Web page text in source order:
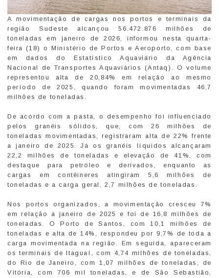
A movimentação de cargas nos portos e terminais da
região Sudeste alcançou 56.472.876 milhões de
toneladas em janeiro de 2026, informou nesta quarta-
feira (18) o Ministério de Portos e Aeroporto, com base
em dados do Estatístico Aquaviário da Agência
Nacional de Transportes Aquaviários (Antaq). O volume
representou alta de 20,84% em relação ao mesmo
período de 2025, quando foram movimentadas 46,7
milhões de toneladas.
De acordo com a pasta, o desempenho foi influenciado
pelos granéis sólidos, que, com 26 milhões de
toneladas movimentadas, registraram alta de 22% frente
a janeiro de 2025. Já os granéis líquidos alcançaram
22,2 milhões de toneladas e elevação de 41%, com
destaque para petróleo e derivados, enquanto as
cargas em contêineres atingiram 5,6 milhões de
toneladas e a carga geral, 2,7 milhões de toneladas.
Nos portos organizados, a movimentação cresceu 7%
em relação a janeiro de 2025 e foi de 16,8 milhões de
toneladas. O Porto de Santos, com 10,1 milhões de
toneladas e alta de 14%, respondeu por 9,7% de toda a
carga movimentada na região. Em seguida, apareceram
os terminais de Itaguaí, com 4,74 milhões de toneladas,
do Rio de Janeiro, com 1,07 milhões de toneladas, de
Vitória, com 706 mil toneladas, e de São Sebastião,